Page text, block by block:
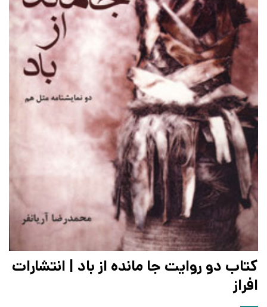
کتاب دو روایت جا مانده از باد | انتشارات
افراز